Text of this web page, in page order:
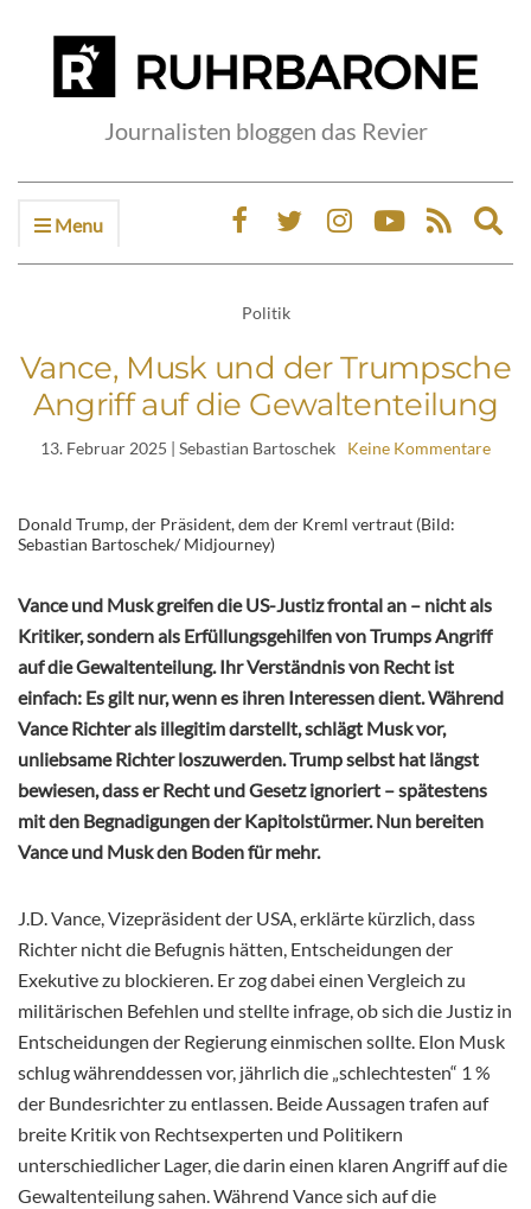
Journalisten bloggen das Revier
Menu
Politik
Vance, Musk und der Trumpsche
Angriff auf die Gewaltenteilung
13. Februar 2025 | Sebastian Bartoschek Keine Kommentare
Donald Trump, der Präsident, dem der Kreml vertraut (Bild:
Sebastian Bartoschek/ Midjourney)
Vance und Musk greifen die US-Justiz frontal an – nicht als
Kritiker, sondern als Erfüllungsgehilfen von Trumps Angriff
auf die Gewaltenteilung. Ihr Verständnis von Recht ist
einfach: Es gilt nur, wenn es ihren Interessen dient. Während
Vance Richter als illegitim darstellt, schlägt Musk vor,
unliebsame Richter loszuwerden. Trump selbst hat längst
bewiesen, dass er Recht und Gesetz ignoriert – spätestens
mit den Begnadigungen der Kapitolstürmer. Nun bereiten
Vance und Musk den Boden für mehr.
J.D. Vance, Vizepräsident der USA, erklärte kürzlich, dass
Richter nicht die Befugnis hätten, Entscheidungen der
Exekutive zu blockieren. Er zog dabei einen Vergleich zu
militärischen Befehlen und stellte infrage, ob sich die Justiz in
Entscheidungen der Regierung einmischen sollte. Elon Musk
schlug währenddessen vor, jährlich die „schlechtesten“ 1 %
der Bundesrichter zu entlassen. Beide Aussagen trafen auf
breite Kritik von Rechtsexperten und Politikern
unterschiedlicher Lager, die darin einen klaren Angriff auf die
Gewaltenteilung sahen. Während Vance sich auf die